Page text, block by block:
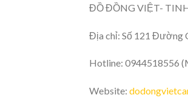
ĐỒ ĐỒNG VIỆT-
Địa chỉ: Số 121 Đường
Hotline: 0944518556
Website: